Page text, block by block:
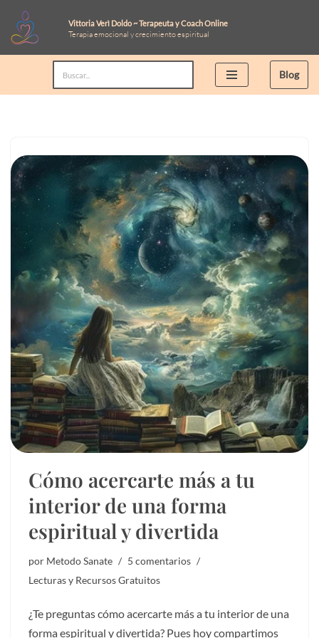
Saltar
al
Vittoria Verì Doldo ~ Terapeuta y Coach Online
Terapia emocional y crecimiento espiritual
Blog
Cómo acercarte más a tu
interior de una forma
espiritual y divertida
por Metodo Sanate
5 comentarios
Lecturas y Recursos Gratuitos
¿Te preguntas cómo acercarte más a tu interior de una
forma espiritual y divertida? Pues hoy compartimos